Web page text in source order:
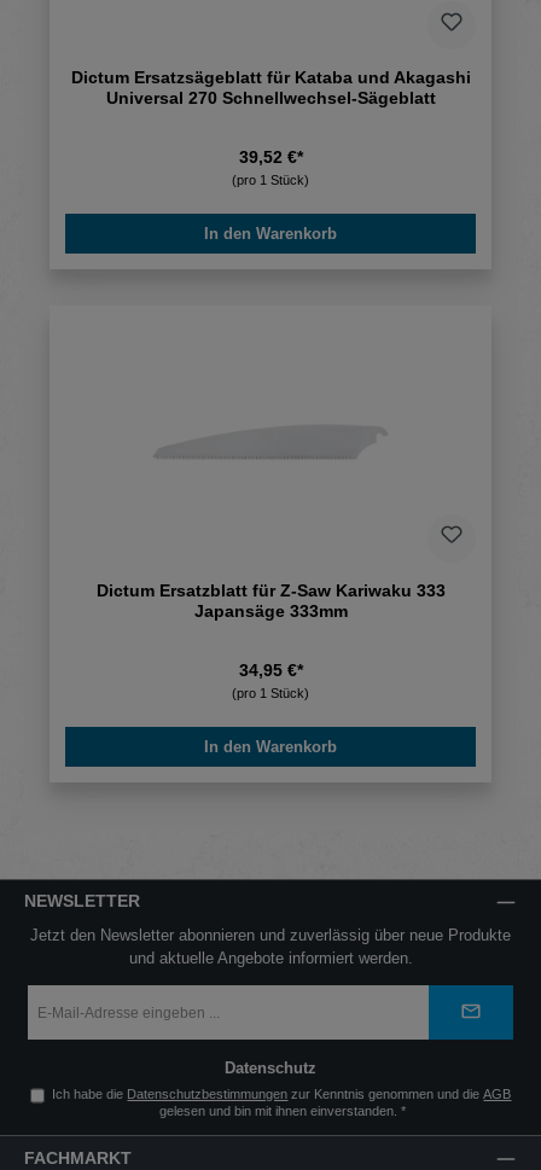
Dictum Ersatzsägeblatt für Kataba und Akagashi
Universal 270 Schnellwechsel-Sägeblatt
39,52 €*
(pro 1 Stück)
In den Warenkorb
Dictum Ersatzblatt für Z-Saw Kariwaku 333
Japansäge 333mm
34,95 €*
(pro 1 Stück)
In den Warenkorb
NEWSLETTER
Jetzt den Newsletter abonnieren und zuverlässig über neue Produkte
und aktuelle Angebote informiert werden.
Mail-
*
Datenschutz
Ich habe die Datenschutzbestimmungen zur Kenntnis genommen und dieAGB
gelesen und bin mit ihnen einverstanden. *
FACHMARKT